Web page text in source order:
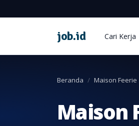
job.id Cari Kerja
Beranda Maison Feerie
Maison